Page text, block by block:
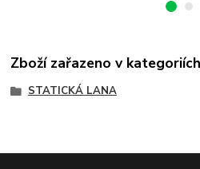
Zboží zařazeno v kategoriích
STATICKÁ LANA